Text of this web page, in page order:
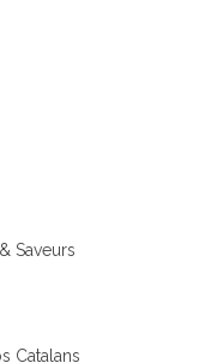
Saveurs
Catalans